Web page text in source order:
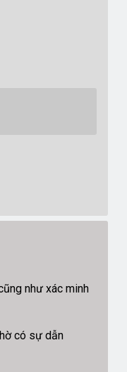
như xác minh
có sự dẫn